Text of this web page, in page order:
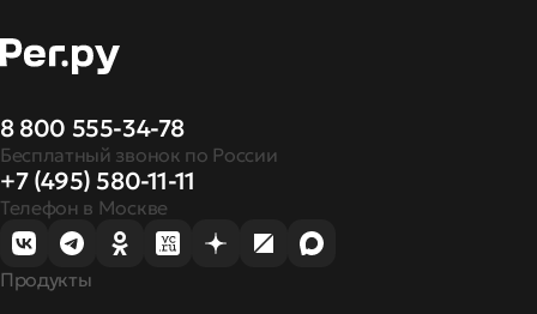
8 800 555-34-78
Бесплатный звонок по России
+7 (495) 580-11-11
Телефон в Москве
Продукты